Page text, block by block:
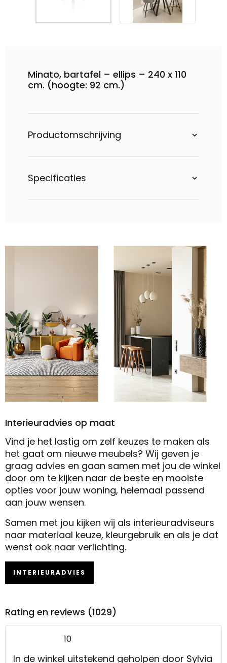
Minato, bartafel – ellips – 240 x 110
cm. (hoogte: 92 cm.)
Productomschrijving
Specificaties
Interieuradvies op maat
Vind je het lastig om zelf keuzes te maken als
het gaat om nieuwe meubels? Wij geven je
graag advies en gaan samen met jou de winkel
door om te kijken naar de beste en mooiste
opties voor jouw woning, helemaal passend
aan jouw wensen.
Samen met jou kijken wij als interieuradviseurs
naar materiaal keuze, kleurgebruik en als je dat
wenst ook naar verlichting.
INTERIEURADVIES
Rating en reviews (1029)
10
In de winkel uitstekend geholpen door Sylvia